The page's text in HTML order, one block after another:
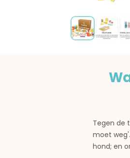
Tegen de
moet
hond; en